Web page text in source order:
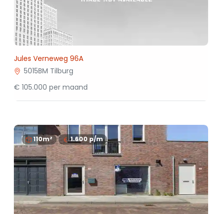
Jules Verneweg 96A
5015BM Tilburg
€ 105.000 per maand
110m² 1.600 p/m